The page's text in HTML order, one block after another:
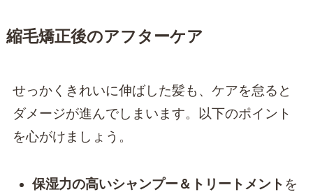
縮毛矯正後のアフターケア
せっかくきれいに伸ばした髪も、ケアを怠ると
ダメージが進んでしまいます。以下のポイント
を心がけましょう。
保湿力の高いシャンプー＆トリートメント を